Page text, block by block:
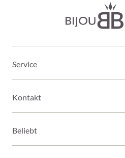
Service
Kontakt
Beliebt